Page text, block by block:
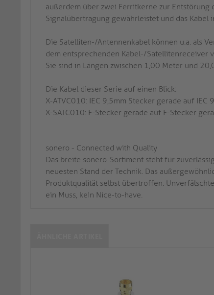
außerdem über zwei Ferritkerne zur Entstörung
Signalübertragung gewährleistet und das
Die Satelliten-/Antennenkabel können u.a. als
dem entsprechenden Kabel-/Satellitenreceiver
Sie sind in Längen zwischen 1,00 Meter und
Die Kabel dieser Serie auf einen Blick:
X-ATVC010: IEC 9,5mm Stecker gerade auf
X-SATC010: F-Stecker gerade auf F-Stecker
sonero - Connected with Quality
Das breite sonero-Sortiment steht für
neuesten Stand der Technik. Das
Produktqualität selbst übertroffen.
ein Muss, kein Nice-to-have.